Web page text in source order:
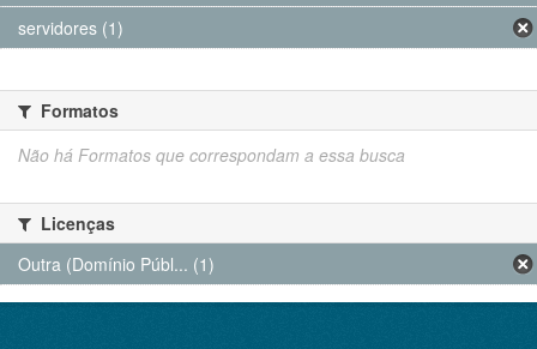
servidores (1)
Formatos
Não há Formatos que correspondam a essa busca
Licenças
Outra (Domínio Públ... (1)